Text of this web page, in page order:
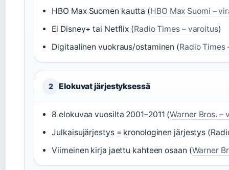
HBO Max Suomen kautta (HBO Max Suomi –
Ei Disney+ tai Netflix (Radio Times – varoitus)
Digitaalinen vuokraus/ostaminen (Radio Times
2 Elokuvat järjestyksessä
8 elokuvaa vuosilta 2001–2011 (Warner Bros. –
Julkaisujärjestys = kronologinen järjestys
Viimeinen kirja jaettu kahteen osaan (Warner